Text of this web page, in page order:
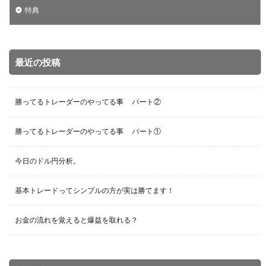
特典
最近の投稿
勝ってるトレーダーのやってる事 パート②
勝ってるトレーダーのやってる事 パート①
今日のドル円分析。
基本トレードってシンプルの方が実は勝てます！
お金の流れを覚えると爆益を取れる？